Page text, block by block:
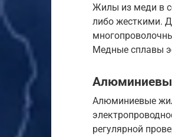
Жилы из меди в
либо жесткими.
Медные сплавы
Алюминиевые
регулярной